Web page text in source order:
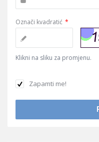
Označi kvadratić *
Klikni na sliku za promjenu.
Zapamti me!